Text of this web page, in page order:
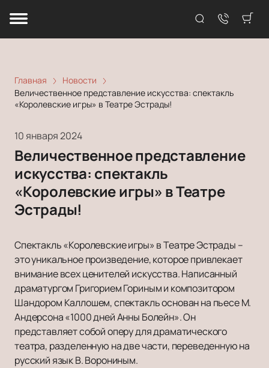
Главная
Новости
Величественное представление искусства: спектакль
«Королевские игры» в Театре Эстрады!
10 января 2024
Величественное представление
искусства: спектакль
«Королевские игры» в Театре
Эстрады!
Спектакль «Королевские игры» в Театре Эстрады –
это уникальное произведение, которое привлекает
внимание всех ценителей искусства. Написанный
драматургом Григорием Гориным и композитором
Шандором Каллошем, спектакль основан на пьесе М.
Андерсона «1000 дней Анны Болейн». Он
представляет собой оперу для драматического
театра, разделенную на две части, переведенную на
русский язык В. Ворониным.